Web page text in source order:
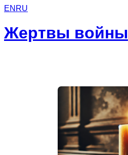
EN RU
Жертвы войны